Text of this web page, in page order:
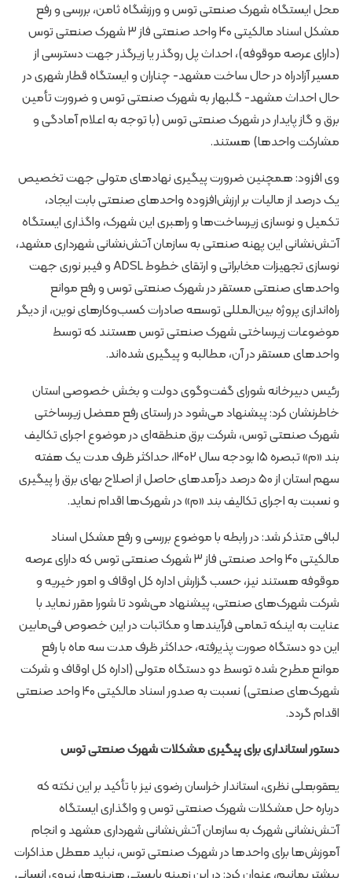
محل ایستگاه شهرک صنعتی توس و ورزشگاه ثامن، بررسی و رفع
مشکل اسناد مالکیتی ۴۰ واحد صنعتی فاز ۳ شهرک صنعتی توس
(دارای عرصه موقوفه)، احداث پل روگذر یا زیرگذر جهت دسترسی از
مسیر آزادراه در حال ساخت مشهد- چناران و ایستگاه قطار شهری در
حال احداث مشهد- گلبهار به شهرک صنعتی توس و ضرورت تأمین
برق و گاز پایدار در شهرک صنعتی توس (با توجه به اعلام آمادگی و
مشارکت واحدها) هستند.
وی افزود: همچنین ضرورت پیگیری نهادهای متولی جهت تخصیص
یک درصد از مالیات بر ارزش‌افزوده واحدهای صنعتی بابت ایجاد،
تکمیل و نوسازی زیرساخت‌ها و راهبری این شهرک، واگذاری ایستگاه
آتش‌نشانی این پهنه صنعتی به سازمان آتش‌نشانی شهرداری مشهد،
نوسازی تجهیزات مخابراتی و ارتقای خطوط ADSL و فیبر نوری جهت
واحدهای صنعتی مستقر در شهرک صنعتی توس و رفع موانع
راه‌اندازی پروژه بین‌المللی توسعه صادرات کسب‌وکارهای نوین، از دیگر
موضوعات زیرساختی شهرک صنعتی توس هستند که توسط
واحدهای مستقر در آن، مطالبه و پیگیری شده‌اند.
رئیس دبیرخانه شورای گفت‌وگوی دولت و بخش خصوصی استان
خاطرنشان کرد: پیشنهاد می‌شود در راستای رفع معضل زیرساختی
شهرک صنعتی توس، شرکت برق منطقه‌ای در موضوع اجرای تکالیف
بند «م» تبصره ۱۵ بودجه سال ۱۴۰۲، حداکثر ظرف مدت یک هفته
سهم استان از ۵۰ درصد درآمدهای حاصل از اصلاح بهای برق را پیگیری
و نسبت به اجرای تکالیف بند «م» در شهرک‌ها اقدام نماید.
لبافی متذکر شد: در رابطه با موضوع بررسی و رفع مشکل اسناد
مالکیتی ۴۰ واحد صنعتی فاز ۳ شهرک صنعتی توس که دارای عرصه
موقوفه هستند نیز، حسب گزارش اداره کل اوقاف و امور خیریه و
شرکت شهرک‌های صنعتی، پیشنهاد می‌شود تا شورا مقرر نماید با
عنایت به اینکه تمامی فرآیندها و مکاتبات در این خصوص فی‌مابین
این دو دستگاه صورت پذیرفته، حداکثر ظرف مدت سه ماه با رفع
موانع مطرح شده توسط دو دستگاه متولی (اداره کل اوقاف و شرکت
شهرک‌های صنعتی) نسبت به صدور اسناد مالکیتی ۴۰ واحد صنعتی
اقدام گردد.
دستور استانداری برای پیگیری مشکلات شهرک صنعتی توس
یعقوبعلی نظری، استاندار خراسان رضوی نیز با تأکید بر این نکته که
درباره حل مشکلات شهرک صنعتی توس و واگذاری ایستگاه
آتش‌نشانی شهرک به سازمان آتش‌نشانی شهرداری مشهد و انجام
آموزش‌ها برای واحدها در شهرک صنعتی توس، نباید معطل مذاکرات